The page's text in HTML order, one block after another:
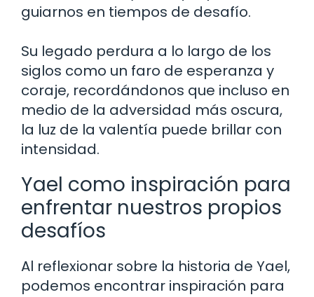
guiarnos en tiempos de desafío.
Su legado perdura a lo largo de los
siglos como un faro de esperanza y
coraje, recordándonos que incluso en
medio de la adversidad más oscura,
la luz de la valentía puede brillar con
intensidad.
Yael como inspiración para
enfrentar nuestros propios
desafíos
Al reflexionar sobre la historia de Yael,
podemos encontrar inspiración para